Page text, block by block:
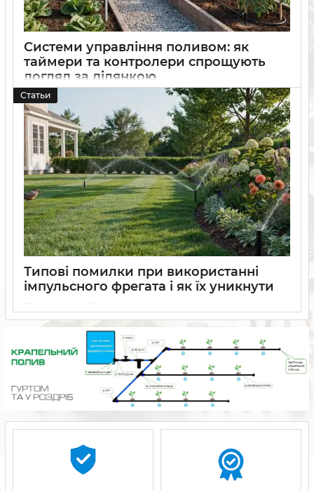
Системи управління поливом: як
таймери та контролери спрощують
догляд за ділянкою
25 06 2026
Дізнайтеся, як таймери та контролери допомагають
автоматизувати полив, економити воду та спрощувати
догляд за садом, городом і газоном
Статьи
Типові помилки при використанні
імпульсного фрегата і як їх уникнути
Які помилки найчастіше допускають під час використання
імпульсного фрегата для поливу та як уникнути
нерівномірного зволоження, перевитрати води й зниження
ефективності системи